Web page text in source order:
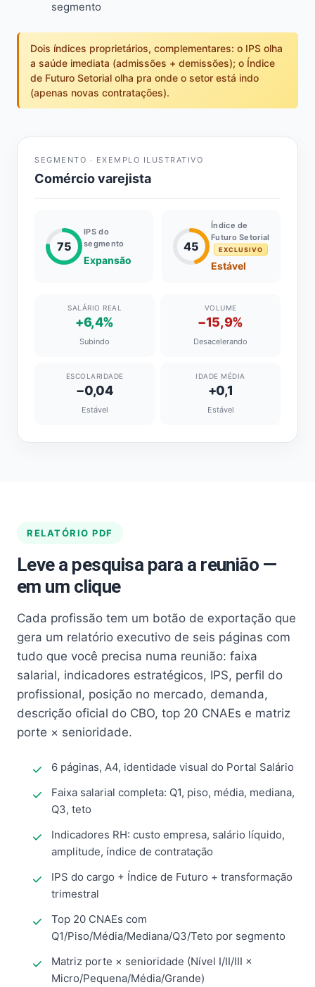
segmento
Dois índices proprietários, complementares: o IPS olha
a saúde imediata (admissões + demissões); o Índice
de Futuro Setorial olha pra onde o setor está indo
(apenas novas contratações).
SEGMENTO · EXEMPLO ILUSTRATIVO
Comércio varejista
75
IPS do
segmento
Expansão
45
Índice de
Futuro Setorial
EXCLUSIVO
Estável
SALÁRIO REAL
+6,4%
Subindo
VOLUME
−15,9%
Desacelerando
ESCOLARIDADE
−0,04
Estável
IDADE MÉDIA
+0,1
Estável
RELATÓRIO PDF
Leve a pesquisa para a reunião —
em um clique
Cada profissão tem um botão de exportação que
gera um relatório executivo de seis páginas com
tudo que você precisa numa reunião: faixa
salarial, indicadores estratégicos, IPS, perfil do
profissional, posição no mercado, demanda,
descrição oficial do CBO, top 20 CNAEs e matriz
porte × senioridade.
6 páginas, A4, identidade visual do Portal Salário
Faixa salarial completa: Q1, piso, média, mediana,
Q3, teto
Indicadores RH: custo empresa, salário líquido,
amplitude, índice de contratação
IPS do cargo + Índice de Futuro + transformação
trimestral
Top 20 CNAEs com
Q1/Piso/Média/Mediana/Q3/Teto por segmento
Matriz porte × senioridade (Nível I/II/III ×
Micro/Pequena/Média/Grande)